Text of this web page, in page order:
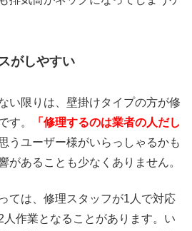
がしやすい
い限りは、壁掛けタイプの方が修
す。
「修理するのは業者の人だし
うユーザー様がいらっしゃるかも
があることも少なくありません。
ては、修理スタッフが1人で対応
作業となることがあります。い